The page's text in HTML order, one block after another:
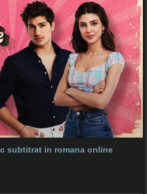
subtitrat in romana online